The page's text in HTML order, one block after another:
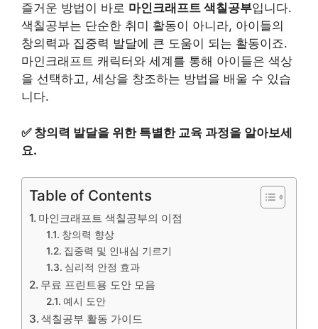
즐거운 방법이 바로 마인크래프트 색칠공부입니다.
색칠공부는 단순한 취미 활동이 아니라, 아이들의
창의력과 집중력 발달에 큰 도움이 되는 활동이죠.
마인크래프트 캐릭터와 세계를 통해 아이들은 색상
을 선택하고, 세상을 창조하는 방법을 배울 수 있습
니다.
✅ 창의력 발달을 위한 특별한 교육 과정을 알아보세
요.
Table of Contents
마인크래프트 색칠공부의 이점
창의력 향상
집중력 및 인내심 기르기
심리적 안정 효과
무료 프린트용 도안 모음
예시 도안
색칠공부 활동 가이드